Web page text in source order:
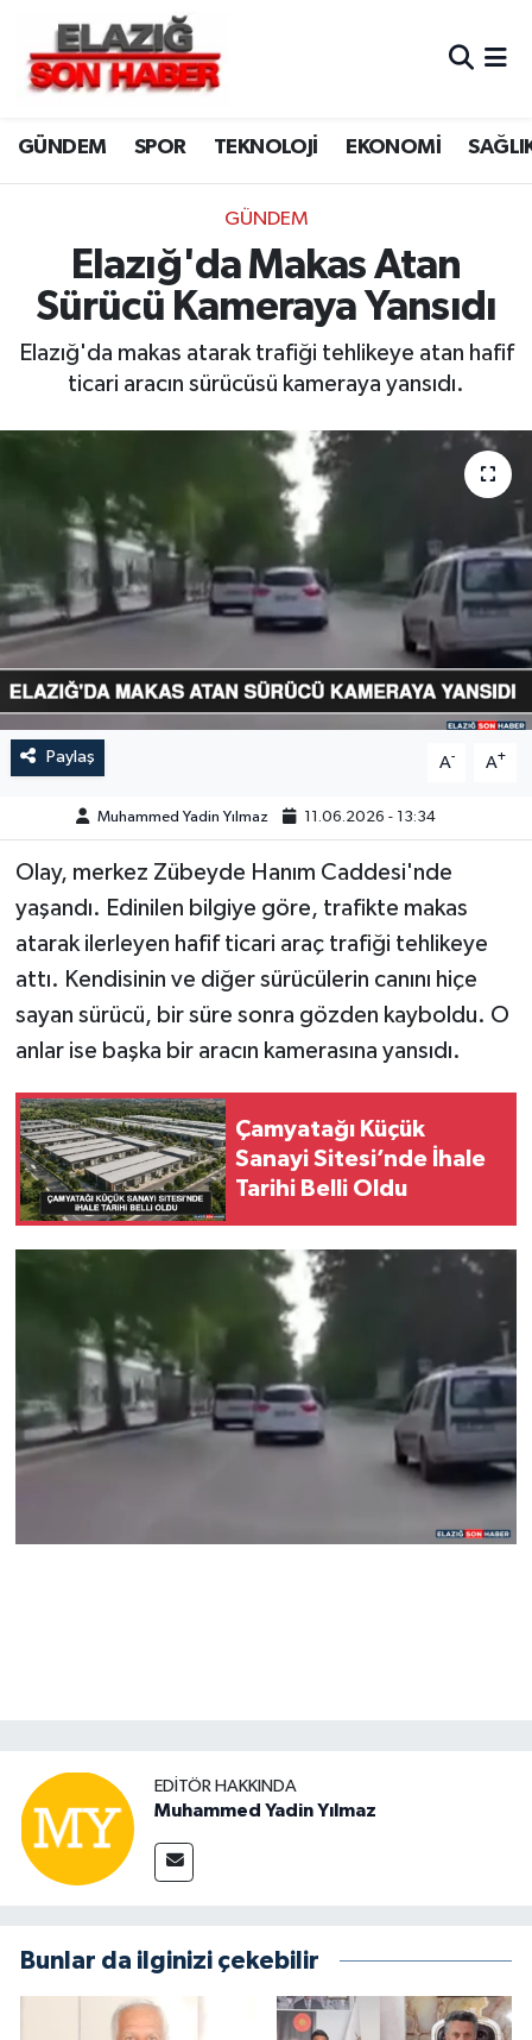
GÜNDEM SPOR TEKNOLOJİ EKONOMİ
GÜNDEM
Elazığ'da Makas Atan
Sürücü Kameraya Yansıdı
Elazığ'da makas atarak trafiği tehlikeye atan hafif
ticari aracın sürücüsü kameraya yansıdı.
Paylaş A- A+
Muhammed Yadin Yılmaz 11.06.2026 - 13:34
Olay, merkez Zübeyde Hanım Caddesi'nde
yaşandı. Edinilen bilgiye göre, trafikte makas
atarak ilerleyen hafif ticari araç trafiği tehlikeye
attı. Kendisinin ve diğer sürücülerin canını hiçe
sayan sürücü, bir süre sonra gözden kayboldu. O
anlar ise başka bir aracın kamerasına yansıdı.
Çamyatağı Küçük
Sanayi Sitesi’nde İhale
Tarihi Belli Oldu
EDITÖR HAKKINDA
Muhammed Yadin Yılmaz
Bunlar da ilginizi çekebilir
CANLI YAYIN
ASAYİŞ
BİLİM VE TEKNOLOJİ
DÜNYA
EKONOMİ
GENEL
GÜNDEM
HABERDE İNSAN
KÜLTÜR-SANAT
MAGAZİN
MEDYA
ÖZEL HABER
POLİTİKA
SİYASET
SPOR
TEKNOLOJİ
Merkez Hava Durumu
Merkez Trafik Yoğunluk Haritası
Süper Lig Puan Durumu ve Fikstür
Tüm Manşetler
Haber Arşivi